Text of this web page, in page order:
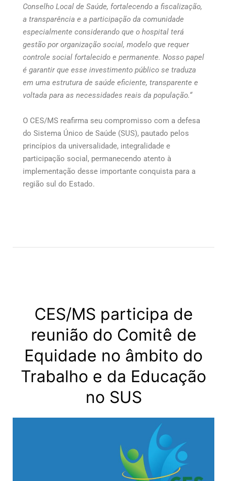
Conselho Local de Saúde, fortalecendo a fiscalização,
a transparência e a participação da comunidade
especialmente considerando que o hospital terá
gestão por organização social, modelo que requer
controle social fortalecido e permanente. Nosso papel
é garantir que esse investimento público se traduza
em uma estrutura de saúde eficiente, transparente e
voltada para as necessidades reais da população.“
O CES/MS reafirma seu compromisso com a defesa
do Sistema Único de Saúde (SUS), pautado pelos
princípios da universalidade, integralidade e
participação social, permanecendo atento à
implementação desse importante conquista para a
região sul do Estado.
CES/MS participa de
reunião do Comitê de
Equidade no âmbito do
Trabalho e da Educação
no SUS